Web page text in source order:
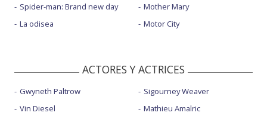
Spider-man: Brand new day
La odisea
Mother Mary
Motor City
ACTORES Y ACTRICES
Gwyneth Paltrow
Vin Diesel
Sigourney Weaver
Mathieu Amalric